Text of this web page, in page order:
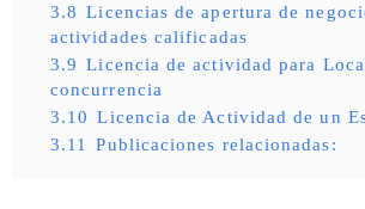
3.8 Licencias de apertura de
actividades calificadas
3.9 Licencia de actividad para
concurrencia
3.10 Licencia de Actividad de un
3.11
Publicaciones relacionadas: